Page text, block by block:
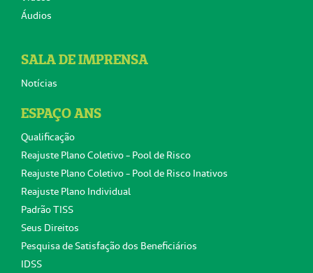
Áudios
SALA DE IMPRENSA
Notícias
ESPAÇO ANS
Qualificação
Reajuste Plano Coletivo - Pool de Risco
Reajuste Plano Coletivo - Pool de Risco Inativos
Reajuste Plano Individual
Padrão TISS
Seus Direitos
Pesquisa de Satisfação dos Beneficiários
IDSS